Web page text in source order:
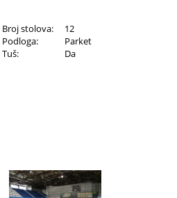
Broj stolova:
12
Podloga:
Parket
Tuš:
Da